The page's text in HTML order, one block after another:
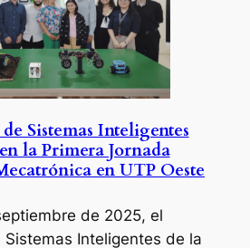
Sistemas Inteligentes
la Primera Jornada
en UTP Oeste
de 2025, el
Inteligentes de la